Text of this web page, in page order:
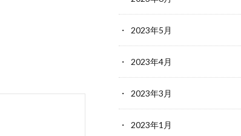
2023年5月
2023年4月
2023年3月
2023年1月